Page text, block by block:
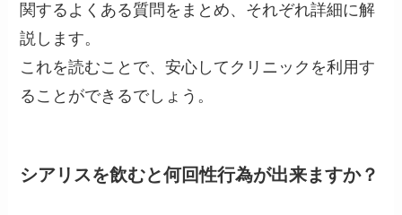
関するよくある質問をまとめ、それぞれ詳細に解
説します。
これを読むことで、安心してクリニックを利用す
ることができるでしょう。
シアリスを飲むと何回性行為が出来ますか？